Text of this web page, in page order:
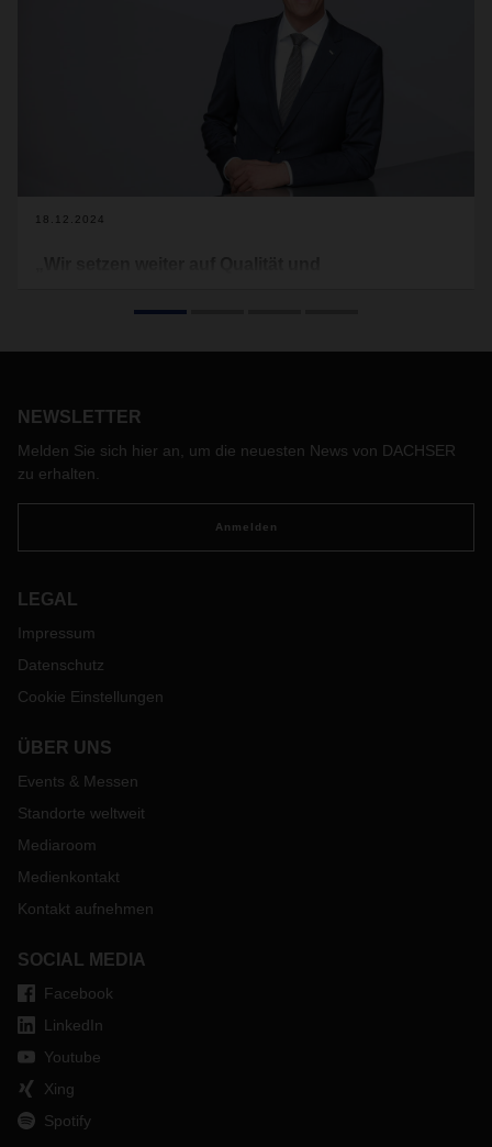
18.12.2024
geopolitische Rahmenbedingungen und ein immer
wichtigen Weichenstellungen und Neuerungen geprägt. Ein
NEWSLETTER
Melden Sie sich hier an, um die neuesten News von DACHSER
zu erhalten.
Anmelden
LEGAL
Impressum
Datenschutz
Cookie Einstellungen
ÜBER UNS
Events & Messen
Standorte weltweit
Mediaroom
Medienkontakt
Kontakt aufnehmen
SOCIAL MEDIA
Facebook
LinkedIn
Youtube
Xing
Spotify